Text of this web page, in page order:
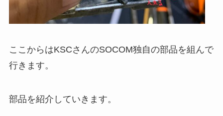
ここからはKSCさんのSOCOM独自の部品を組んで
行きます。
部品を紹介していきます。